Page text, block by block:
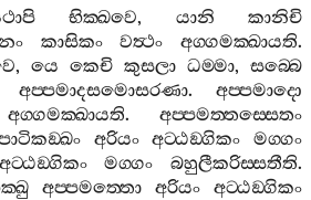
භික‍්ඛවෙ, යානි
කානිචි
කාසිකං වත්‍ථං අග‍්ගමක‍්ඛායති.
, යෙ කෙචි කුසලා ධම‍්මා, සබ‍්බෙ
අප‍්පමාදසමොසරණා. අප‍්පමාදො
අග‍්ගමක‍්ඛායති. අප‍්පමත‍්තස‍්සෙතං
අරියං අට‍්ඨඞ‍්ගිකං
මග‍්ගං
අට‍්ඨඞ‍්ගිකං මග‍්ගං බහුලීකරිස‍්සතීති.
අප‍්පමත‍්තො අරියං
අට‍්ඨඞ‍්ගිකං